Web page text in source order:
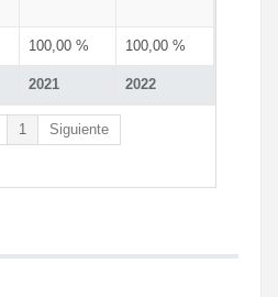
2021 2022
100,00 % 100,00 %
1 Siguiente